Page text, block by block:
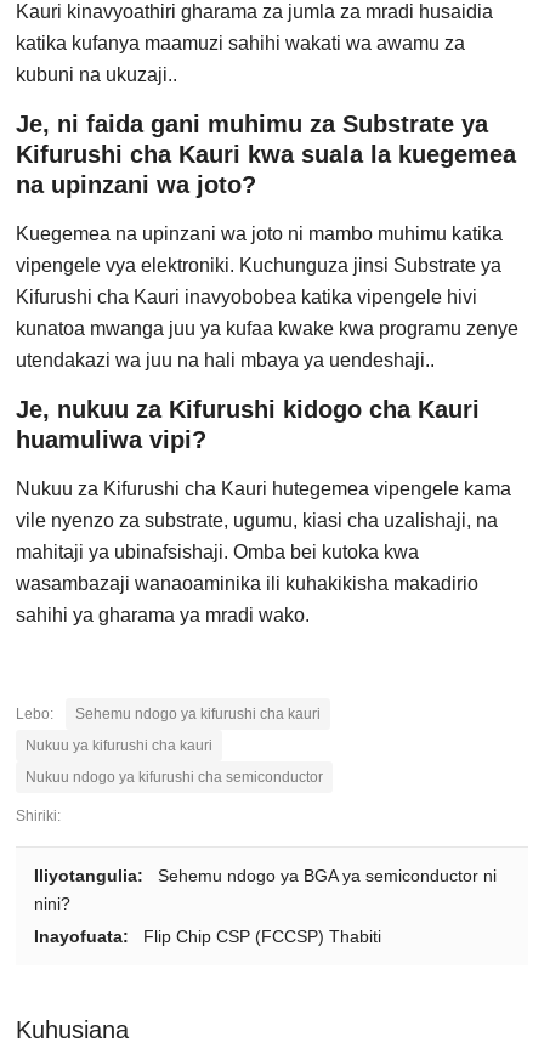
Kauri kinavyoathiri gharama za jumla za mradi husaidia
katika kufanya maamuzi sahihi wakati wa awamu za
kubuni na ukuzaji..
Je, ni faida gani muhimu za Substrate ya
Kifurushi cha Kauri kwa suala la kuegemea
na upinzani wa joto?
Kuegemea na upinzani wa joto ni mambo muhimu katika
vipengele vya elektroniki. Kuchunguza jinsi Substrate ya
Kifurushi cha Kauri inavyobobea katika vipengele hivi
kunatoa mwanga juu ya kufaa kwake kwa programu zenye
utendakazi wa juu na hali mbaya ya uendeshaji..
Je, nukuu za Kifurushi kidogo cha Kauri
huamuliwa vipi?
Nukuu za Kifurushi cha Kauri hutegemea vipengele kama
vile nyenzo za substrate, ugumu, kiasi cha uzalishaji, na
mahitaji ya ubinafsishaji. Omba bei kutoka kwa
wasambazaji wanaoaminika ili kuhakikisha makadirio
sahihi ya gharama ya mradi wako.
Lebo:
Sehemu ndogo ya kifurushi cha kauri
Nukuu ya kifurushi cha kauri
Nukuu ndogo ya kifurushi cha semiconductor
Shiriki:
Iliyotangulia:
Sehemu ndogo ya BGA ya semiconductor ni
nini?
Inayofuata:
Flip Chip CSP (FCCSP) Thabiti
Kuhusiana